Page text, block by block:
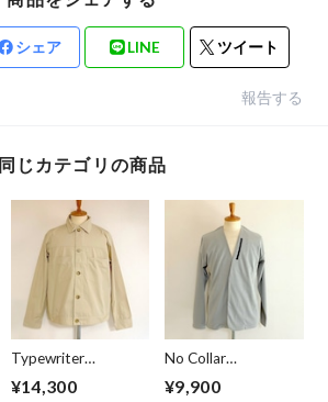
シェア LINE ツイート
報告する
同じカテゴリの商品
Typewriter
Blouson Beige
¥14,300
No Collar
Cardigan Greige
¥9,900